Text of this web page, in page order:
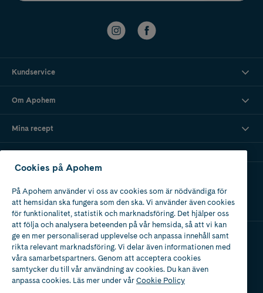
Kundservice
Om Apohem
Mina recept
Apotek med tillstånd
av Läkemedelsverket
Cookies på Apohem
På Apohem använder vi oss av cookies som är nödvändiga för
att hemsidan ska fungera som den ska. Vi använder även cookies
för funktionalitet, statistik och marknadsföring. Det hjälper oss
att följa och analysera beteenden på vår hemsida, så att vi kan
ge en mer personaliserad upplevelse och anpassa innehåll samt
rikta relevant marknadsföring. Vi delar även informationen med
våra samarbetspartners. Genom att acceptera cookies
samtycker du till vår användning av cookies. Du kan även
anpassa cookies. Läs mer under vårCookie Policy